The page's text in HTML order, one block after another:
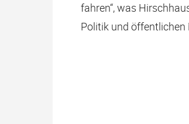
fahren“, was
Politik und öffentlichen